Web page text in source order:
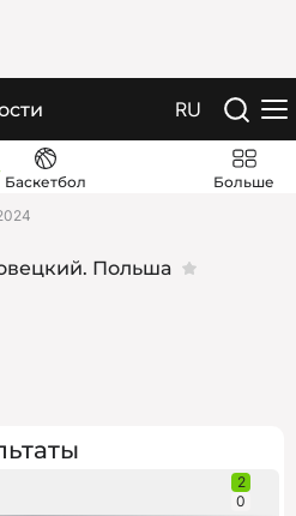
RU
Баскетбол
Больше
Польша
2
0